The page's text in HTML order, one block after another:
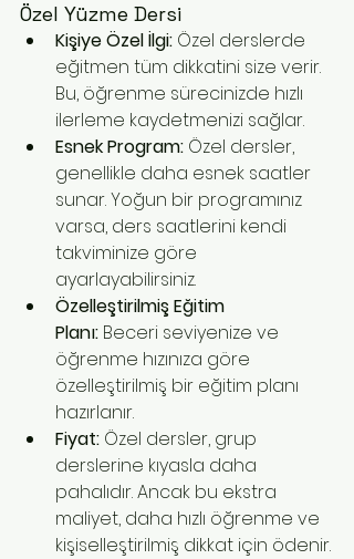
Özel Yüzme Dersi
Kişiye Özel İlgi: Özel derslerde
eğitmen tüm dikkatini size verir.
Bu, öğrenme sürecinizde hızlı
ilerleme kaydetmenizi sağlar.
Esnek Program: Özel dersler,
genellikle daha esnek saatler
sunar. Yoğun bir programınız
varsa, ders saatlerini kendi
takviminize göre
ayarlayabilirsiniz.
Özelleştirilmiş Eğitim
Planı: Beceri seviyenize ve
öğrenme hızınıza göre
özelleştirilmiş bir eğitim planı
hazırlanır.
Fiyat: Özel dersler, grup
derslerine kıyasla daha
pahalıdır. Ancak bu ekstra
maliyet, daha hızlı öğrenme ve
kişiselleştirilmiş dikkat için ödenir.